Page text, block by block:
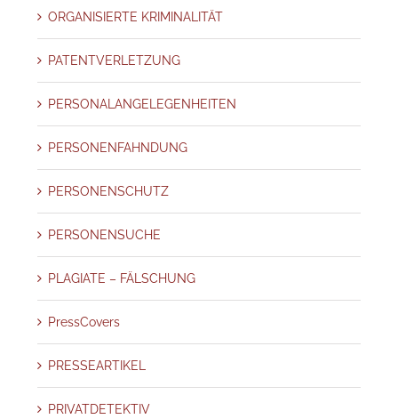
ORGANISIERTE KRIMINALITÄT
PATENTVERLETZUNG
PERSONALANGELEGENHEITEN
PERSONENFAHNDUNG
PERSONENSCHUTZ
PERSONENSUCHE
PLAGIATE – FÄLSCHUNG
PressCovers
PRESSEARTIKEL
PRIVATDETEKTIV